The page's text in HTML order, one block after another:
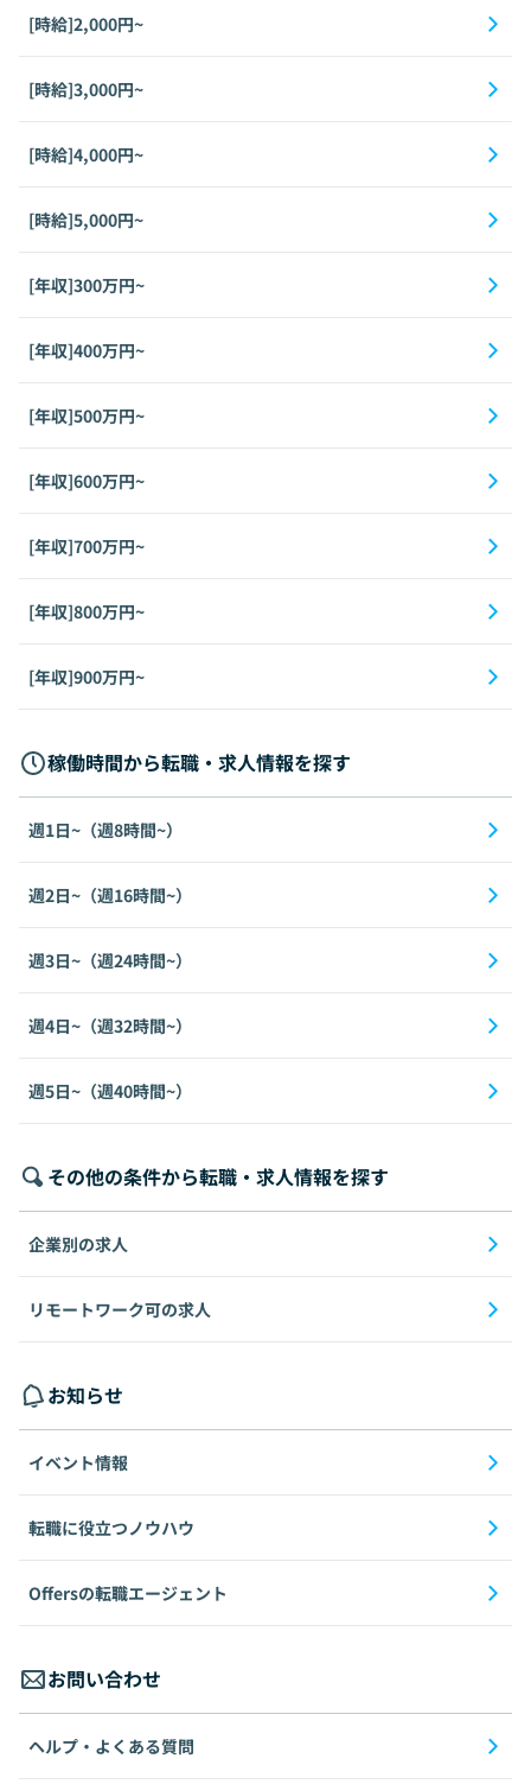
[時給]2,000円~
[時給]3,000円~
[時給]4,000円~
[時給]5,000円~
[年収]300万円~
[年収]400万円~
[年収]500万円~
[年収]600万円~
[年収]700万円~
[年収]800万円~
[年収]900万円~
稼働時間から転職・求人情報を探す
週1日~（週8時間~）
週2日~（週16時間~）
週3日~（週24時間~）
週4日~（週32時間~）
週5日~（週40時間~）
その他の条件から転職・求人情報を探す
企業別の求人
リモートワーク可の求人
お知らせ
イベント情報
転職に役立つノウハウ
Offersの転職エージェント
お問い合わせ
ヘルプ・よくある質問